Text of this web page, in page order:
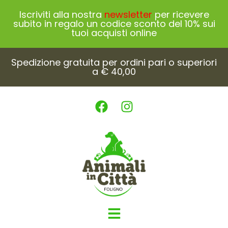
Iscriviti alla nostra newsletter per ricevere
subito in regalo un codice sconto del 10% sui
tuoi acquisti online
Spedizione gratuita per ordini pari o superiori
a € 40,00